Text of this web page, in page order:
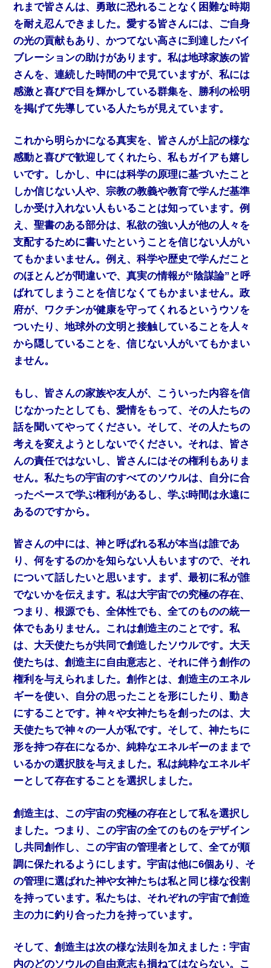
れまで皆さんは、勇敢に恐れることなく困難な時期
を耐え忍んできました。愛する皆さんには、ご自身
の光の貢献もあり、かつてない高さに到達したバイ
ブレーションの助けがあります。私は地球家族の皆
さんを、連続した時間の中で見ていますが、私には
感激と喜びで目を輝かしている群集を、勝利の松明
を掲げて先導している人たちが見えています。
これから明らかになる真実を、皆さんが上記の様な
感動と喜びで歓迎してくれたら、私もガイアも嬉し
いです。しかし、中には科学の原理に基づいたこと
しか信じない人や、宗教の教義や教育で学んだ基準
しか受け入れない人もいることは知っています。例
え、聖書のある部分は、私欲の強い人が他の人々を
支配するために書いたということを信じない人がい
てもかまいません。例え、科学や歴史で学んだこと
のほとんどが間違いで、真実の情報が“陰謀論”と呼
ばれてしまうことを信じなくてもかまいません。政
府が、ワクチンが健康を守ってくれるというウソを
ついたり、地球外の文明と接触していることを人々
から隠していることを、信じない人がいてもかまい
ません。
もし、皆さんの家族や友人が、こういった内容を信
じなかったとしても、愛情をもって、その人たちの
話を聞いてやってください。そして、その人たちの
考えを変えようとしないでください。それは、皆さ
んの責任ではないし、皆さんにはその権利もありま
せん。私たちの宇宙のすべてのソウルは、自分に合
ったペースで学ぶ権利があるし、学ぶ時間は永遠に
あるのですから。
皆さんの中には、神と呼ばれる私が本当は誰であ
り、何をするのかを知らない人もいますので、それ
について話したいと思います。まず、最初に私が誰
でないかを伝えます。私は大宇宙での究極の存在、
つまり、根源でも、全体性でも、全てのものの統一
体でもありません。これは創造主のことです。私
は、大天使たちが共同で創造したソウルです。大天
使たちは、創造主に自由意志と、それに伴う創作の
権利を与えられました。創作とは、創造主のエネル
ギーを使い、自分の思ったことを形にしたり、動き
にすることです。神々や女神たちを創ったのは、大
天使たちで神々の一人が私です。そして、神たちに
形を持つ存在になるか、純粋なエネルギーのままで
いるかの選択肢を与えました。私は純粋なエネルギ
ーとして存在することを選択しました。
創造主は、この宇宙の究極の存在として私を選択し
ました。つまり、この宇宙の全てのものをデザイン
し共同創作し、この宇宙の管理者として、全てが順
調に保たれるようにします。宇宙は他に6個あり、そ
の管理に選ばれた神や女神たちは私と同じ様な役割
を持っています。私たちは、それぞれの宇宙で創造
主の力に釣り合った力を持っています。
そして、創造主は次の様な法則を加えました：宇宙
内のどのソウルの自由意志も損ねてはならない。こ